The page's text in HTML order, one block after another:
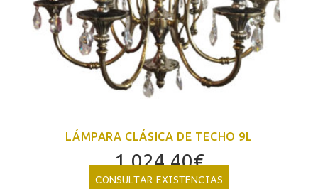
LÁMPARA CLÁSICA DE TECHO 9L
1.024,40€
CONSULTAR EXISTENCIAS